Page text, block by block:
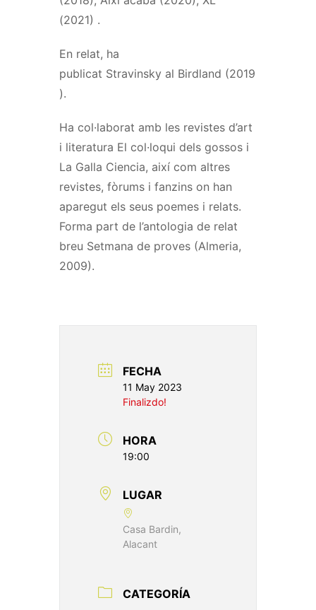
(2021) .
En relat, ha
publicat Stravinsky al Birdland (2019
).
Ha col·laborat amb les revistes d’art
i literatura El col·loqui dels gossos i
La Galla Ciencia, així com altres
revistes, fòrums i fanzins on han
aparegut els seus poemes i relats.
Forma part de l’antologia de relat
breu Setmana de proves (Almeria,
2009).
FECHA
11 May 2023
Finalizdo!
HORA
19:00
LUGAR
Casa Bardin,
Alacant
CATEGORÍA